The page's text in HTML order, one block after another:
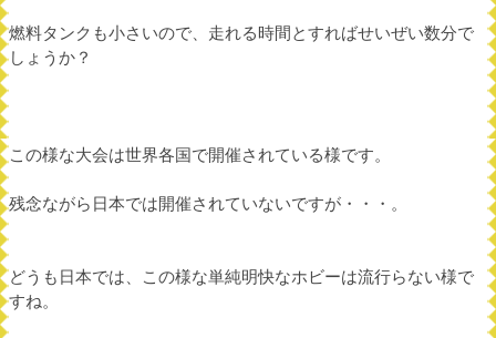
燃料タンクも小さいので、走れる時間とすればせいぜい数分で
しょうか？
この様な大会は世界各国で開催されている様です。
残念ながら日本では開催されていないですが・・・。
どうも日本では、この様な単純明快なホビーは流行らない様で
すね。